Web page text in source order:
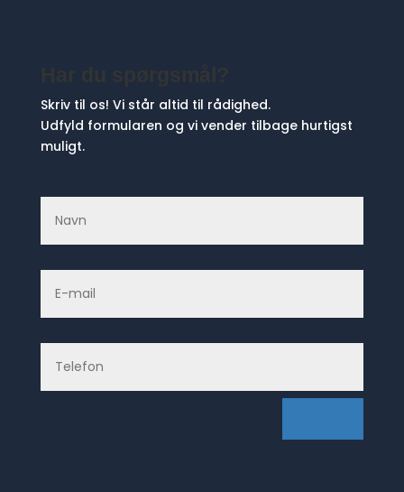
Skriv til os! Vi står altid til rådighed.
Udfyld formularen og vi vender tilbage hurtigst
muligt.